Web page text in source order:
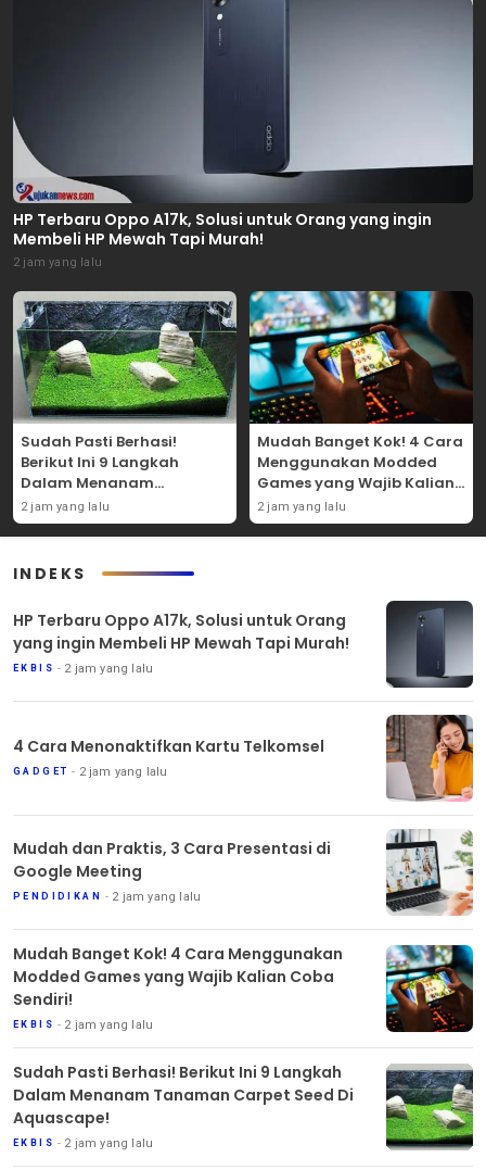
HP Terbaru Oppo A17k, Solusi untuk Orang yang ingin
Membeli HP Mewah Tapi Murah!
2 jam yang lalu
Sudah Pasti Berhasi!
Berikut Ini 9 Langkah
Dalam Menanam
Tanaman Carpet Seed Di
Aquascape!
2 jam yang lalu
Mudah Banget Kok! 4 Cara
Menggunakan Modded
Games yang Wajib Kalian
Coba Sendiri!
2 jam yang lalu
INDEKS
HP Terbaru Oppo A17k, Solusi untuk Orang
yang ingin Membeli HP Mewah Tapi Murah!
EKBIS 2 jam yang lalu
4 Cara Menonaktifkan Kartu Telkomsel
GADGET 2 jam yang lalu
Mudah dan Praktis, 3 Cara Presentasi di
Google Meeting
PENDIDIKAN 2 jam yang lalu
Mudah Banget Kok! 4 Cara Menggunakan
Modded Games yang Wajib Kalian Coba
Sendiri!
EKBIS 2 jam yang lalu
Sudah Pasti Berhasi! Berikut Ini 9 Langkah
Dalam Menanam Tanaman Carpet Seed Di
Aquascape!
EKBIS 2 jam yang lalu